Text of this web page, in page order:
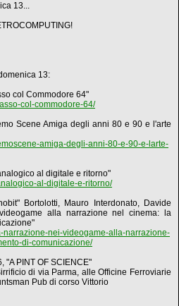
13...
13:
col Commodore 64"
col-commodore-64/
Scene Amiga degli anni 80 e 90 e l'arte
amiga-degli-anni-80-e-90-e-larte-
al digitale e ritorno"
al-digitale-e-ritorno/
Bortolotti, Mauro Interdonato, Davide
alla narrazione nel cinema: la
narrazione-nei-videogame-alla-narrazione-
di-comunicazione/
"A PINT OF SCIENCE"
di via Parma, alle Officine Ferroviarie
Pub di corso Vittorio